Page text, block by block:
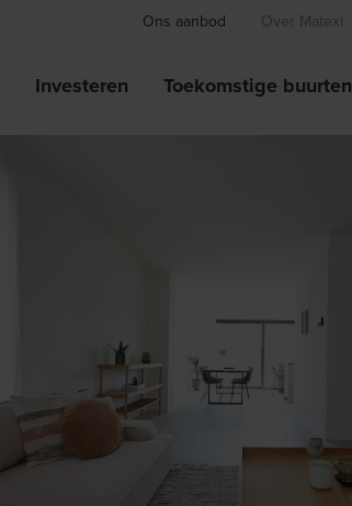
Ons aanbod Over Matexi
Investeren Toekomstige buurten